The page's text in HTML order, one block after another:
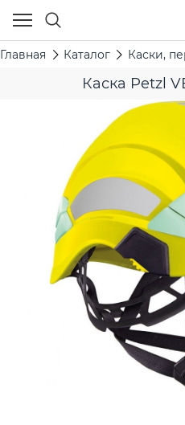
Главная Каталог Каски,
Каска Petzl